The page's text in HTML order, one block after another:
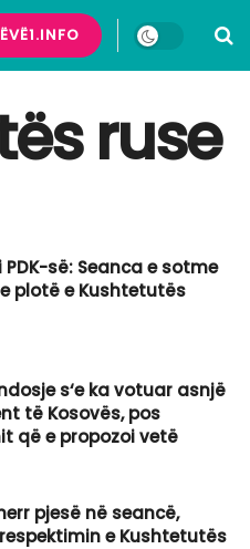
ruse
PDK-së: Seanca e sotme
plotë e Kushtetutës
s‘e ka votuar asnjë
të Kosovës, pos
që e propozoi vetë
pjesë në seancë,
e Kushtetutës